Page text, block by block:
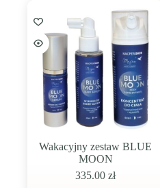
głowy)
Wakacyjny zestaw BLUE
MOON
335.00 zł